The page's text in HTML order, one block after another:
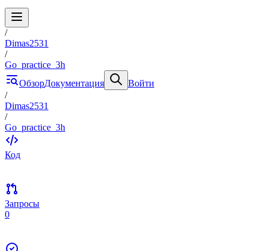
/
Dimas2531
/
Go_practice_3h
ОбзорДокументация
Войти
/
Dimas2531
/
Go_practice_3h
Код
Запросы
0